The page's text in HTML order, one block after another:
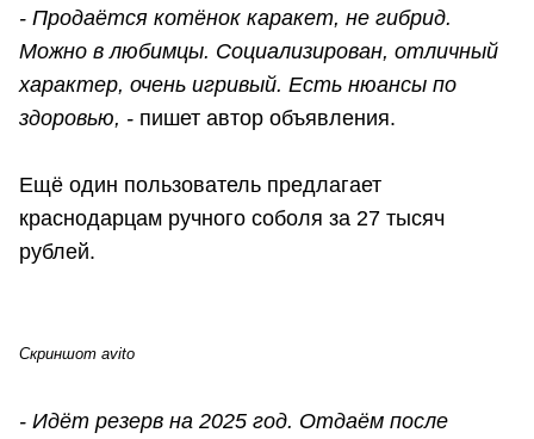
- Продаётся котёнок каракет, не гибрид.
Можно в любимцы. Социализирован, отличный
характер, очень игривый. Есть нюансы по
здоровью, - пишет автор объявления.
Ещё один пользователь предлагает
краснодарцам ручного соболя за 27 тысяч
рублей.
Скриншот avito
- Идёт резерв на 2025 год. Отдаём после